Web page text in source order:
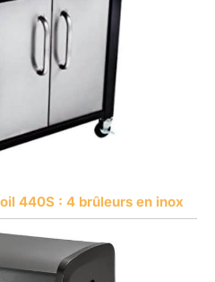
440S : 4 brûleurs en inox